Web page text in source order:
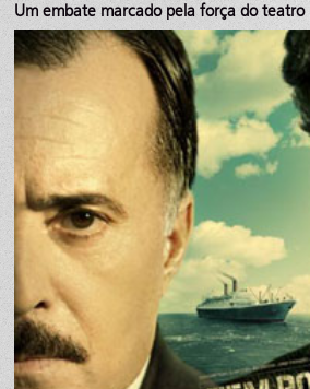
Um embate marcado pela força do teatro